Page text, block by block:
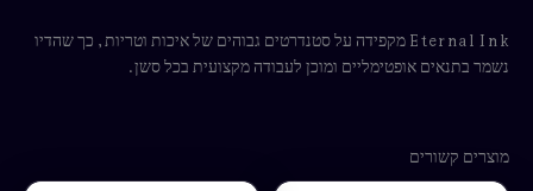
Eternal Ink מקפידה על סטנדרטים גבוהים של איכות וטריות, כך שהדיו
נשמר בתנאים אופטימליים ומוכן לעבודה מקצועית בכל סשן.
מוצרים קשורים